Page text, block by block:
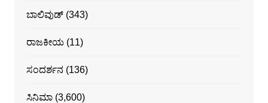
ಬಾಲಿವುಡ್(343)
ರಾಜಕೀಯ(11)
ಸಂದರ್ಶನ (136)
ಸಿನಿಮಾ(3,600)